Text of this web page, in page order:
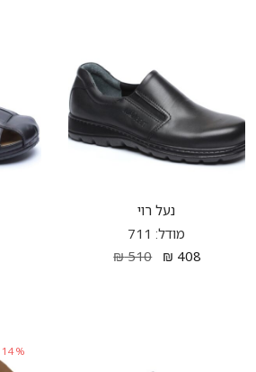
נעל רוי
מודל: 711
₪ 408
₪510
14 %